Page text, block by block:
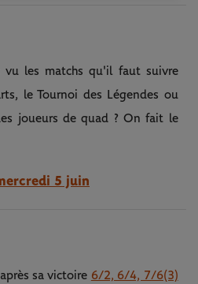
vu les matchs qu'il faut suivre
le Tournoi des Légendes ou
joueurs de quad ? On fait le
5 juin
sa victoire 6/2, 6/4, 7/6(3)